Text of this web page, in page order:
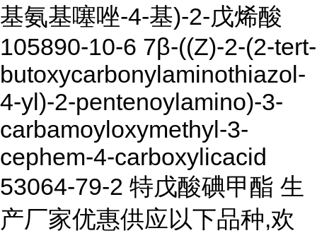
基氨基噻唑-4-基)-2-戊烯酸
105890-10-6 7β-((Z)-2-(2-tert-
butoxycarbonylaminothiazol-
4-yl)-2-pentenoylamino)-3-
carbamoyloxymethyl-3-
cephem-4-carboxylicacid
53064-79-2 特戊酸碘甲酯 生
产厂家优惠供应以下品种,欢